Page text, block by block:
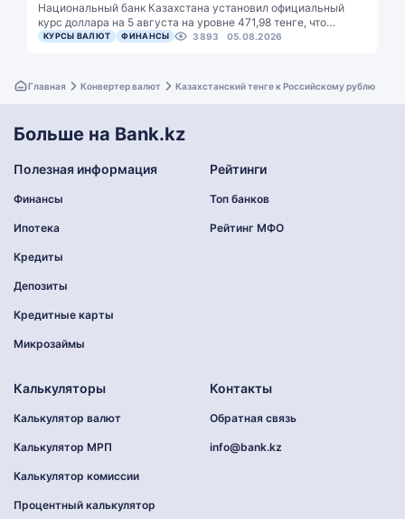
Национальный банк Казахстана установил официальный
курс доллара на 5 августа на уровне 471,98 тенге, что…
КУРСЫ ВАЛЮТ ФИНАНСЫ 3893 05.08.2026
Главная Конвертер валют Казахстанский тенге к Российскому рублю
Больше на Bank.kz
Полезная информация
Финансы
Ипотека
Кредиты
Депозиты
Кредитные карты
Микрозаймы
Рейтинги
Топ банков
Рейтинг МФО
Калькуляторы
Калькулятор валют
Калькулятор МРП
Калькулятор комиссии
Процентный калькулятор
Контакты
Обратная связь
info@bank.kz